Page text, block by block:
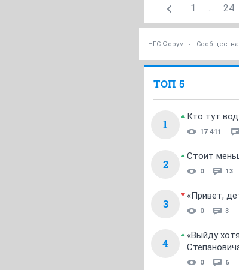
1 ... 24
НГС.Форум Сообщества
ТОП 5
1
Кто тут
17 411
2
Стоит
0 13
3
«Привет,
0 3
4
«Выйду
0 6